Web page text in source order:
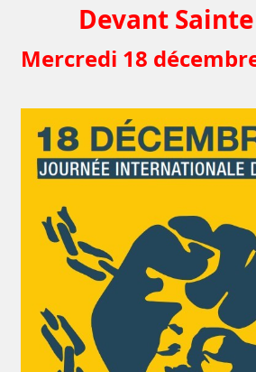
Devant
Mercredi 18